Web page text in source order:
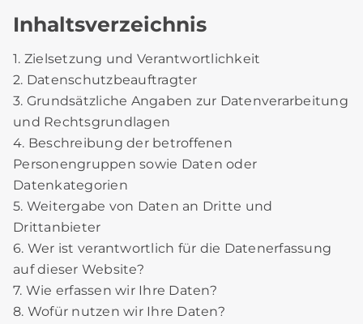
Inhaltsverzeichnis
1. Zielsetzung und Verantwortlichkeit
2. Datenschutzbeauftragter
3. Grundsätzliche Angaben zur Datenverarbeitung
und Rechtsgrundlagen
4. Beschreibung der betroffenen
Personengruppen sowie Daten oder
Datenkategorien
5. Weitergabe von Daten an Dritte und
Drittanbieter
6. Wer ist verantwortlich für die Datenerfassung
auf dieser Website?
7. Wie erfassen wir Ihre Daten?
8. Wofür nutzen wir Ihre Daten?